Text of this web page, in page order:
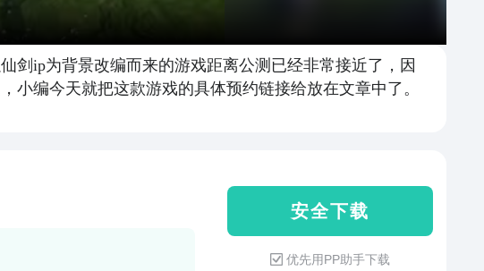
剑ip为背景改编而来的游戏距离公测已经非常接近了，因
编今天就把这款游戏的具体预约链接给放在文章中了。
安 全 下 载
优先用PP助手下载